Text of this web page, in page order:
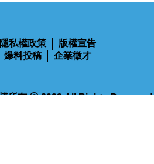
隱私權政策
版權宣告
爆料投稿 企業徵才
所有 Ⓒ 2023 All Rights Reserved